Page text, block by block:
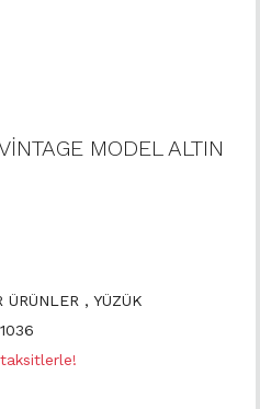
MODEL ALTIN
ÜRÜNLER , YÜZÜK